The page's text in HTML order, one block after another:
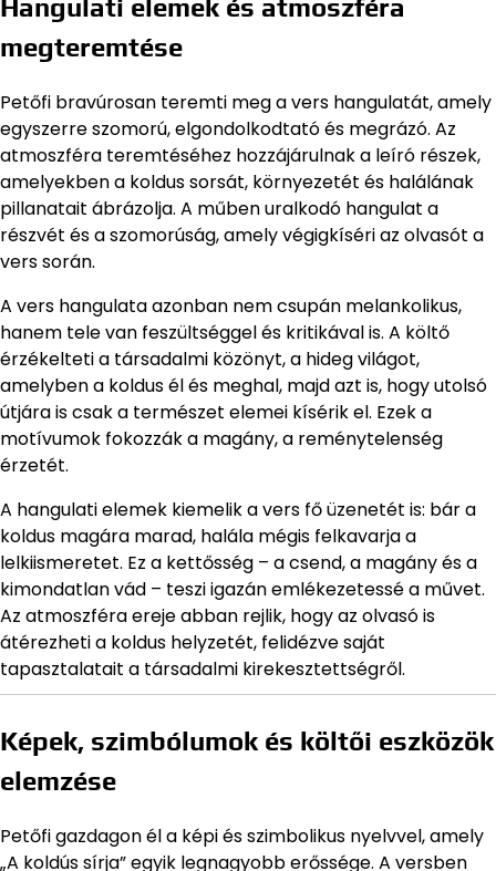
Hangulati elemek és atmoszféra
megteremtése
Petőfi bravúrosan teremti meg a vers hangulatát, amely
egyszerre szomorú, elgondolkodtató és megrázó. Az
atmoszféra teremtéséhez hozzájárulnak a leíró részek,
amelyekben a koldus sorsát, környezetét és halálának
pillanatait ábrázolja. A műben uralkodó hangulat a
részvét és a szomorúság, amely végigkíséri az olvasót a
vers során.
A vers hangulata azonban nem csupán melankolikus,
hanem tele van feszültséggel és kritikával is. A költő
érzékelteti a társadalmi közönyt, a hideg világot,
amelyben a koldus él és meghal, majd azt is, hogy utolsó
útjára is csak a természet elemei kísérik el. Ezek a
motívumok fokozzák a magány, a reménytelenség
érzetét.
A hangulati elemek kiemelik a vers fő üzenetét is: bár a
koldus magára marad, halála mégis felkavarja a
lelkiismeretet. Ez a kettősség – a csend, a magány és a
kimondatlan vád – teszi igazán emlékezetessé a művet.
Az atmoszféra ereje abban rejlik, hogy az olvasó is
átérezheti a koldus helyzetét, felidézve saját
tapasztalatait a társadalmi kirekesztettségről.
Képek, szimbólumok és költői eszközök
elemzése
Petőfi gazdagon él a képi és szimbolikus nyelvvel, amely
„A koldús sírja” egyik legnagyobb erőssége. A versben